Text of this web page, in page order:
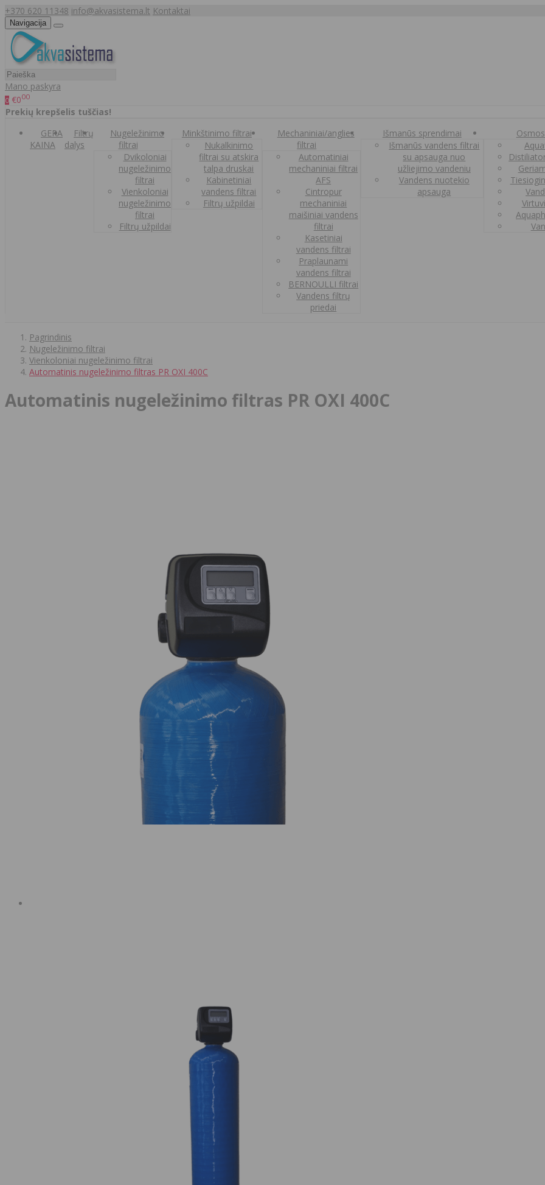
+370 620 11348 info@akvasistema.lt Kontaktai
Navigacija
Mano paskyra
0 €000
Prekių krepšelis tuščias!
GERA
KAINA
Filtrų
dalys
Nugeležinimo
filtrai
Dvikoloniai
nugeležinimo
filtrai
Vienkoloniai
nugeležinimo
filtrai
Filtrų užpildai
Minkštinimo filtrai
Nukalkinimo
filtrai su atskira
talpa druskai
Kabinetiniai
vandens filtrai
Filtrų užpildai
Mechaniniai/anglies
filtrai
Automatiniai
mechaniniai filtrai
AFS
Cintropur
mechaniniai
maišiniai vandens
filtrai
Kasetiniai
vandens filtrai
Praplaunami
vandens filtrai
BERNOULLI filtrai
Vandens filtrų
priedai
Išmanūs sprendimai
Išmanūs vandens filtrai
su apsauga nuo
užliejimo vandeniu
Vandens nuotekio
apsauga
Pagrindinis
Nugeležinimo filtrai
Vienkoloniai nugeležinimo filtrai
Automatinis nugeležinimo filtras PR OXI 400C
Automatinis nugeležinimo filtras PR OXI 400C